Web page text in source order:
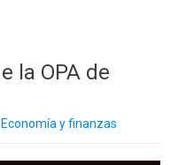
la OPA de
Economía y finanzas